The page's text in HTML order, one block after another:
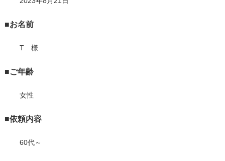
■お名前
T 様
■ご年齢
女性
■依頼内容
60代～